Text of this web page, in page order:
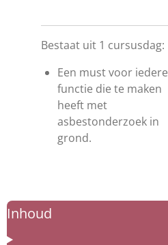
Bestaat uit 1 cursusdag:
Een must voor iedere
functie die te maken
heeft met
asbestonderzoek in
grond.
Inhoud